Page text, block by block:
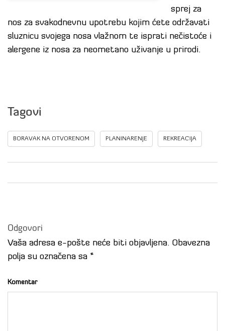
sprej za
nos za svakodnevnu upotrebu kojim ćete održavati
sluznicu svojega nosa vlažnom te isprati nečistoće i
alergene iz nosa za neometano uživanje u prirodi.
Tagovi
BORAVAK NA OTVORENOM PLANINARENJE REKREACIJA
Odgovori
Vaša adresa e-pošte neće biti objavljena. Obavezna
polja su označena sa *
Komentar